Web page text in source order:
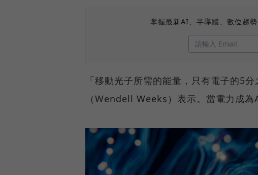
掌握最新AI、半導體、數位趨
「移動光子所需的能量，只有電子的5
（Wendell Weeks）表示。當電力成為